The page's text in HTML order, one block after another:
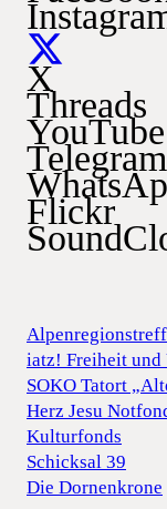
X
Threads
YouTube
Telegram
Flickr
iatz! Freiheit
SOKO Tatort
Herz Jesu
Kulturfonds
Schicksal 39
Die Dornenkrone